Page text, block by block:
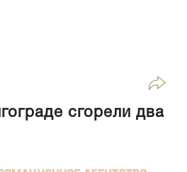
сгорели два